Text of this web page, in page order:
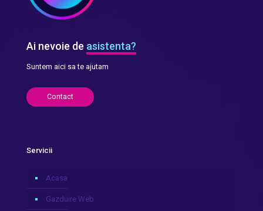
Ai nevoie de asistenta?
Suntem aici sa te ajutam
Contact
Servicii
Acasa
Gazduire Web